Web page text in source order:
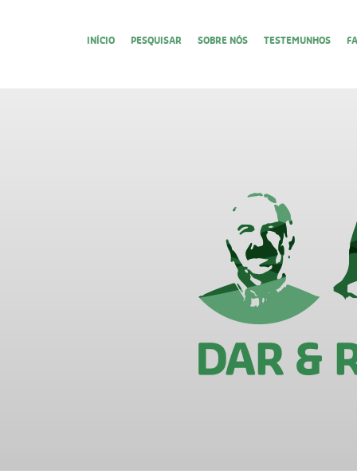
INÍCIO PESQUISAR SOBRE NÓS TESTEMUNHOS